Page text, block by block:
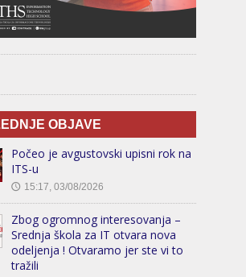
OBJAVE
Počeo je avgustovski upisni rok na
ITS-u
🕔 15:17, 03/08/2026
Zbog ogromnog interesovanja –
Srednja škola za IT otvara nova
odeljenja ! Otvaramo jer ste vi to
tražili